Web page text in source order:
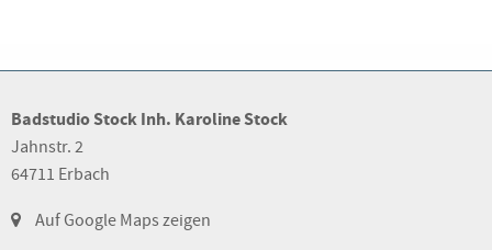
Badstudio Stock Inh. Karoline Stock
Jahnstr. 2
64711 Erbach
Auf Google Maps zeigen